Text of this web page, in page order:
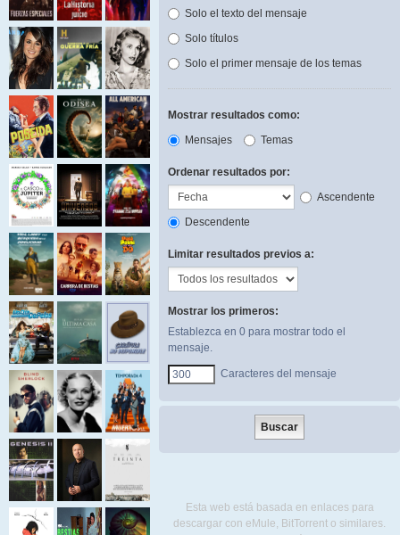
Solo el texto del mensaje
Solo títulos
Solo el primer mensaje de los temas
Mostrar resultados como:
Mensajes
Temas
Ordenar resultados por:
Ascendente
Descendente
Limitar resultados previos a:
Mostrar los primeros:
Establezca en 0 para mostrar todo el
mensaje.
Caracteres del mensaje
Esta web está basada en enlaces para
descargar con eMule, BitTorrent o similares.